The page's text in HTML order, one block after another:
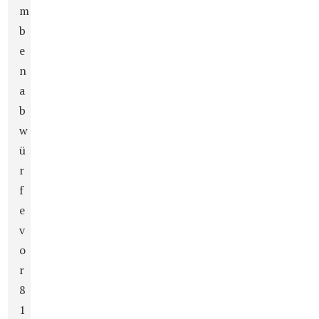
m
b
e
n
a
b
w
ü
r
f
e
v
o
r
8
1